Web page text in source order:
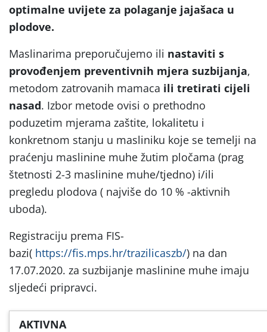
optimalne uvijete za polaganje jajašaca u
plodove.
Maslinarima preporučujemo ili nastaviti s
provođenjem preventivnih mjera suzbijanja,
metodom zatrovanih mamaca ili tretirati cijeli
nasad. Izbor metode ovisi o prethodno
poduzetim mjerama zaštite, lokalitetu i
konkretnom stanju u masliniku koje se temelji na
praćenju maslinine muhe žutim pločama (prag
štetnosti 2-3 maslinine muhe/tjedno) i/ili
pregledu plodova ( najviše do 10 % -aktivnih
uboda).
Registraciju prema FIS-
bazi( https://fis.mps.hr/trazilicaszb/) na dan
17.07.2020. za suzbijanje maslinine muhe imaju
sljedeći pripravci.
AKTIVNA